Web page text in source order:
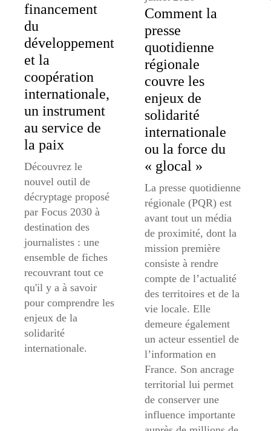
financement
du
développement
et la
coopération
internationale,
un instrument
au service de
la paix
Découvrez le
nouvel outil de
décryptage proposé
par Focus 2030 à
destination des
journalistes : une
ensemble de fiches
recouvrant tout ce
qu'il y a à savoir
pour comprendre les
enjeux de la
solidarité
internationale.
Comment la
presse
quotidienne
régionale
couvre les
enjeux de
solidarité
internationale
ou la force du
« glocal »
La presse quotidienne
régionale (PQR) est
avant tout un média
de proximité, dont la
mission première
consiste à rendre
compte de l’actualité
des territoires et de la
vie locale. Elle
demeure également
un acteur essentiel de
l’information en
France. Son ancrage
territorial lui permet
de conserver une
influence importante